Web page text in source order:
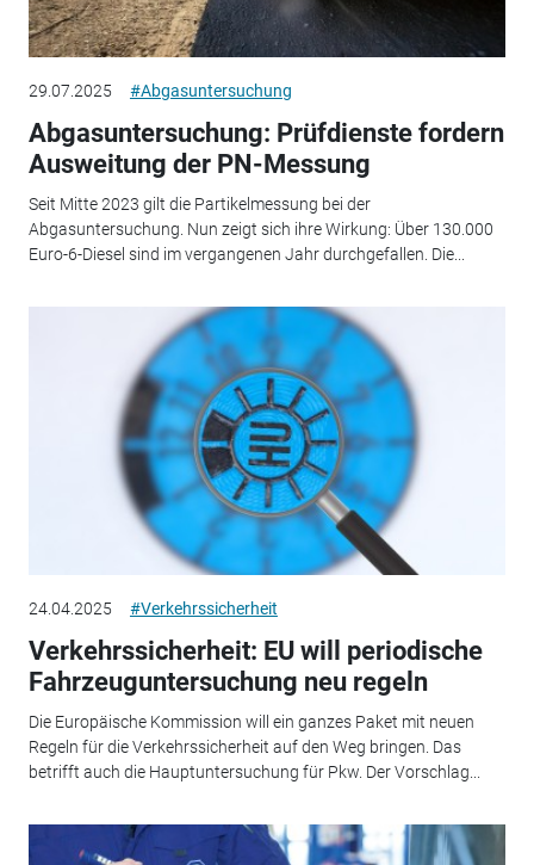
29.07.2025 #Abgasuntersuchung
Abgasuntersuchung: Prüfdienste fordern
Ausweitung der PN-Messung
Seit Mitte 2023 gilt die Partikelmessung bei der
Abgasuntersuchung. Nun zeigt sich ihre Wirkung: Über 130.000
Euro-6-Diesel sind im vergangenen Jahr durchgefallen. Die...
24.04.2025 #Verkehrssicherheit
Verkehrssicherheit: EU will periodische
Fahrzeuguntersuchung neu regeln
Die Europäische Kommission will ein ganzes Paket mit neuen
Regeln für die Verkehrssicherheit auf den Weg bringen. Das
betrifft auch die Hauptuntersuchung für Pkw. Der Vorschlag...